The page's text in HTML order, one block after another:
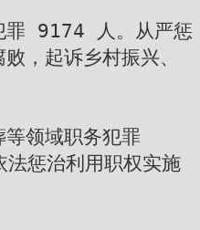
罪 9174 人。从严惩
，起诉乡村振兴、
领域职务犯罪
惩治利用职权实施